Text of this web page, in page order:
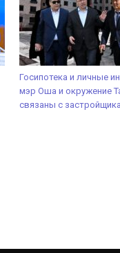
Госипотека и личные
мэр Оша и окружение
связаны с